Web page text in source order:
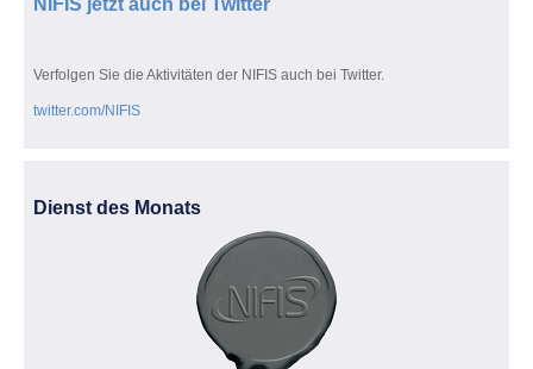
NIFIS jetzt auch bei Twitter
Verfolgen Sie die Aktivitäten der NIFIS auch bei Twitter.
twitter.com/NIFIS
Dienst des Monats